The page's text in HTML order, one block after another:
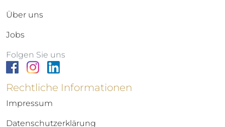
Über uns
Jobs
Folgen Sie uns
Rechtliche Informationen
Impressum
Datenschutzerklärung